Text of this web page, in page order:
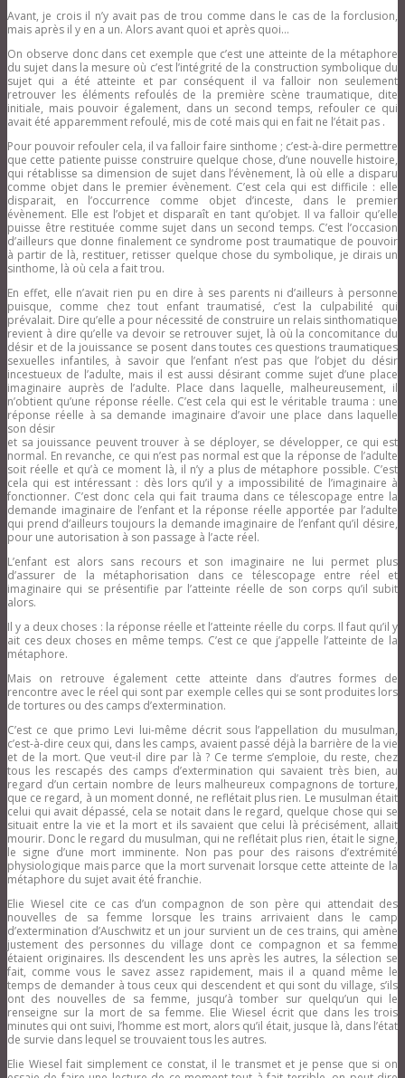
Avant, je crois il n’y avait pas de trou comme dans le cas de la forclusion,
mais après il y en a un. Alors avant quoi et après quoi…
On observe donc dans cet exemple que c’est une atteinte de la métaphore
du sujet dans la mesure où c’est l’intégrité de la construction symbolique du
sujet qui a été atteinte et par conséquent il va falloir non seulement
retrouver les éléments refoulés de la première scène traumatique, dite
initiale, mais pouvoir également, dans un second temps, refouler ce qui
avait été apparemment refoulé, mis de coté mais qui en fait ne l’était pas .
Pour pouvoir refouler cela, il va falloir faire sinthome ; c’est-à-dire permettre
que cette patiente puisse construire quelque chose, d’une nouvelle histoire,
qui rétablisse sa dimension de sujet dans l’évènement, là où elle a disparu
comme objet dans le premier évènement. C’est cela qui est difficile : elle
disparait, en l’occurrence comme objet d’inceste, dans le premier
évènement. Elle est l’objet et disparaît en tant qu’objet. Il va falloir qu’elle
puisse être restituée comme sujet dans un second temps. C’est l’occasion
d’ailleurs que donne finalement ce syndrome post traumatique de pouvoir
à partir de là, restituer, retisser quelque chose du symbolique, je dirais un
sinthome, là où cela a fait trou.
En effet, elle n’avait rien pu en dire à ses parents ni d’ailleurs à personne
puisque, comme chez tout enfant traumatisé, c’est la culpabilité qui
prévalait. Dire qu’elle a pour nécessité de construire un relais sinthomatique
revient à dire qu’elle va devoir se retrouver sujet, là où la concomitance du
désir et de la jouissance se posent dans toutes ces questions traumatiques
sexuelles infantiles, à savoir que l’enfant n’est pas que l’objet du désir
incestueux de l’adulte, mais il est aussi désirant comme sujet d’une place
imaginaire auprès de l’adulte. Place dans laquelle, malheureusement, il
n’obtient qu’une réponse réelle. C’est cela qui est le véritable trauma : une
réponse réelle à sa demande imaginaire d’avoir une place dans laquelle
son désir
et sa jouissance peuvent trouver à se déployer, se développer, ce qui est
normal. En revanche, ce qui n’est pas normal est que la réponse de l’adulte
soit réelle et qu’à ce moment là, il n’y a plus de métaphore possible. C’est
cela qui est intéressant : dès lors qu’il y a impossibilité de l’imaginaire à
fonctionner. C’est donc cela qui fait trauma dans ce télescopage entre la
demande imaginaire de l’enfant et la réponse réelle apportée par l’adulte
qui prend d’ailleurs toujours la demande imaginaire de l’enfant qu’il désire,
pour une autorisation à son passage à l’acte réel.
L’enfant est alors sans recours et son imaginaire ne lui permet plus
d’assurer de la métaphorisation dans ce télescopage entre réel et
imaginaire qui se présentifie par l’atteinte réelle de son corps qu’il subit
alors.
Il y a deux choses : la réponse réelle et l’atteinte réelle du corps. Il faut qu’il y
ait ces deux choses en même temps. C’est ce que j’appelle l’atteinte de la
métaphore.
Mais on retrouve également cette atteinte dans d’autres formes de
rencontre avec le réel qui sont par exemple celles qui se sont produites lors
de tortures ou des camps d’extermination.
C’est ce que primo Levi lui-même décrit sous l’appellation du musulman,
c’est-à-dire ceux qui, dans les camps, avaient passé déjà la barrière de la vie
et de la mort. Que veut-il dire par là ? Ce terme s’emploie, du reste, chez
tous les rescapés des camps d’extermination qui savaient très bien, au
regard d’un certain nombre de leurs malheureux compagnons de torture,
que ce regard, à un moment donné, ne reflétait plus rien. Le musulman était
celui qui avait dépassé, cela se notait dans le regard, quelque chose qui se
situait entre la vie et la mort et ils savaient que celui là précisément, allait
mourir. Donc le regard du musulman, qui ne reflétait plus rien, était le signe,
le signe d’une mort imminente. Non pas pour des raisons d’extrémité
physiologique mais parce que la mort survenait lorsque cette atteinte de la
métaphore du sujet avait été franchie.
Elie Wiesel cite ce cas d’un compagnon de son père qui attendait des
nouvelles de sa femme lorsque les trains arrivaient dans le camp
d’extermination d’Auschwitz et un jour survient un de ces trains, qui amène
justement des personnes du village dont ce compagnon et sa femme
étaient originaires. Ils descendent les uns après les autres, la sélection se
fait, comme vous le savez assez rapidement, mais il a quand même le
temps de demander à tous ceux qui descendent et qui sont du village, s’ils
ont des nouvelles de sa femme, jusqu’à tomber sur quelqu’un qui le
renseigne sur la mort de sa femme. Elie Wiesel écrit que dans les trois
minutes qui ont suivi, l’homme est mort, alors qu’il était, jusque là, dans l’état
de survie dans lequel se trouvaient tous les autres.
Elie Wiesel fait simplement ce constat, il le transmet et je pense que si on